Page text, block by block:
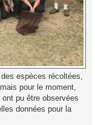
espèces récoltées,
pour le moment,
pu être observées
données pour la